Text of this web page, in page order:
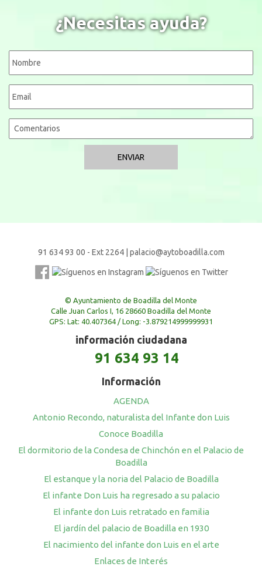
¿Necesitas ayuda?
91 634 93 00 - Ext 2264| palacio@aytoboadilla.com
© Ayuntamiento de Boadilla del Monte
Calle Juan Carlos I, 16 28660 Boadilla del Monte
GPS: Lat: 40.407364 / Long: -3.879214999999931
información ciudadana
91 634 93 14
Información
AGENDA
Antonio Recondo, naturalista del Infante don Luis
Conoce Boadilla
El dormitorio de la Condesa de Chinchón en el Palacio de
Boadilla
El estanque y la noria del Palacio de Boadilla
El infante Don Luis ha regresado a su palacio
El infante don Luis retratado en familia
El jardín del palacio de Boadilla en 1930
El nacimiento del infante don Luis en el arte
Enlaces de Interés